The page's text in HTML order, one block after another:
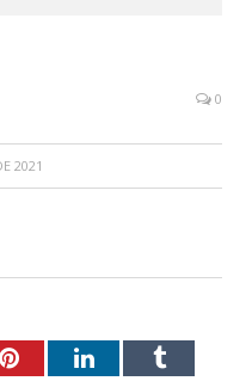
0
2021
PinterestLinkedInTumblr